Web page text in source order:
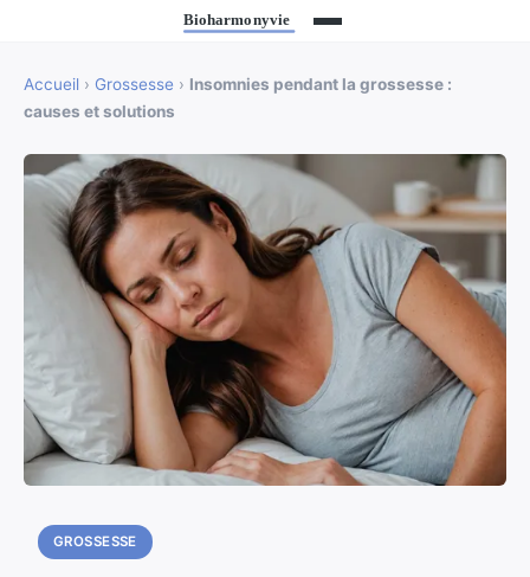
Accueil › Grossesse › Insomnies pendant la grossesse :
causes et solutions
GROSSESSE